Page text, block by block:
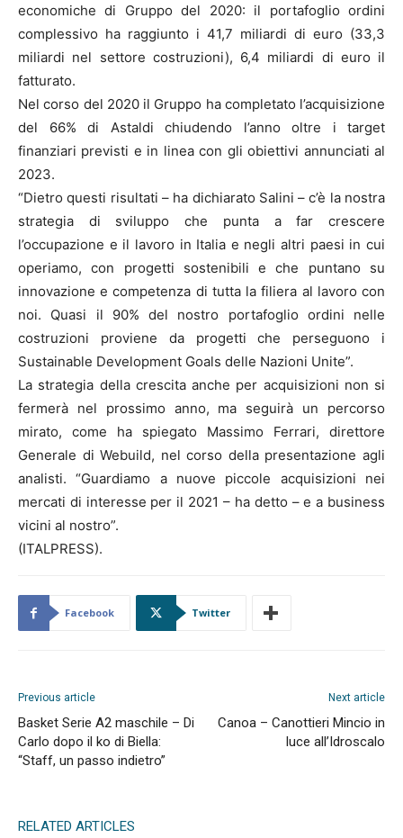
economiche di Gruppo del 2020: il portafoglio ordini
complessivo ha raggiunto i 41,7 miliardi di euro (33,3
miliardi nel settore costruzioni), 6,4 miliardi di euro il
fatturato.
Nel corso del 2020 il Gruppo ha completato l’acquisizione
del 66% di Astaldi chiudendo l’anno oltre i target
finanziari previsti e in linea con gli obiettivi annunciati al
2023.
“Dietro questi risultati – ha dichiarato Salini – c’è la nostra
strategia di sviluppo che punta a far crescere
l’occupazione e il lavoro in Italia e negli altri paesi in cui
operiamo, con progetti sostenibili e che puntano su
innovazione e competenza di tutta la filiera al lavoro con
noi. Quasi il 90% del nostro portafoglio ordini nelle
costruzioni proviene da progetti che perseguono i
Sustainable Development Goals delle Nazioni Unite”.
La strategia della crescita anche per acquisizioni non si
fermerà nel prossimo anno, ma seguirà un percorso
mirato, come ha spiegato Massimo Ferrari, direttore
Generale di Webuild, nel corso della presentazione agli
analisti. “Guardiamo a nuove piccole acquisizioni nei
mercati di interesse per il 2021 – ha detto – e a business
vicini al nostro”.
(ITALPRESS).
Facebook Twitter
Previous article
Basket Serie A2 maschile – Di
Carlo dopo il ko di Biella:
“Staff, un passo indietro”
Next article
Canoa – Canottieri Mincio in
luce all’Idroscalo
RELATED ARTICLES